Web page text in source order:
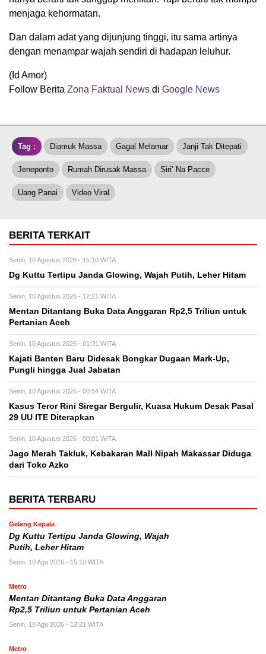
menjaga kehormatan.
Dan dalam adat yang dijunjung tinggi, itu sama artinya
dengan menampar wajah sendiri di hadapan leluhur.
(Id Amor)
Follow Berita Zona Faktual News di Google News
Tag : Diamuk Massa Gagal Melamar Janji Tak Ditepati
Jeneponto Rumah Dirusak Massa Siri’ Na Pacce
Uang Panai Video Viral
BERITA TERKAIT
Senin, 10 Agustus 2026 - 15:10 WITA
Dg Kuttu Tertipu Janda Glowing, Wajah Putih, Leher Hitam
Senin, 10 Agustus 2026 - 12:21 WITA
Mentan Ditantang Buka Data Anggaran Rp2,5 Triliun untuk
Pertanian Aceh
Senin, 10 Agustus 2026 - 01:31 WITA
Kajati Banten Baru Didesak Bongkar Dugaan Mark-Up,
Pungli hingga Jual Jabatan
Senin, 10 Agustus 2026 - 00:54 WITA
Kasus Teror Rini Siregar Bergulir, Kuasa Hukum Desak Pasal
29 UU ITE Diterapkan
Senin, 10 Agustus 2026 - 00:01 WITA
Jago Merah Takluk, Kebakaran Mall Nipah Makassar Diduga
dari Toko Azko
BERITA TERBARU
Geleng Kepala
Dg Kuttu Tertipu Janda Glowing, Wajah
Putih, Leher Hitam
Senin, 10 Agu 2026 - 15:10 WITA
Metro
Mentan Ditantang Buka Data Anggaran
Rp2,5 Triliun untuk Pertanian Aceh
Senin, 10 Agu 2026 - 12:21 WITA
Metro